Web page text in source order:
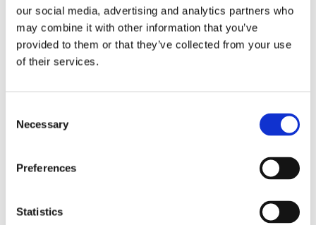
our social media, advertising and analytics partners who
may combine it with other information that you’ve
provided to them or that they’ve collected from your use
of their services.
Selection
Necessary
Preferences
Statistics
Salle de bain attenante
oui
Wi-Fi
Profil souhaité